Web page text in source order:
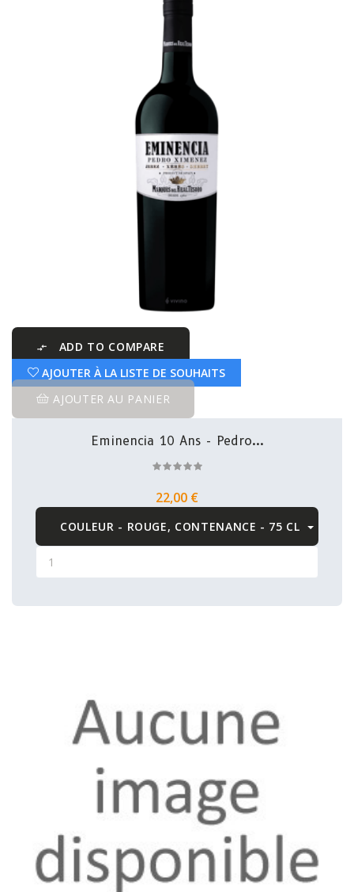

ADD TO COMPARE
AJOUTER À LA LISTE DE SOUHAITS
AJOUTER AU PANIER
Eminencia 10 Ans - Pedro...
22,00 €
COULEUR - ROUGE, CONTENANCE - 75 CL